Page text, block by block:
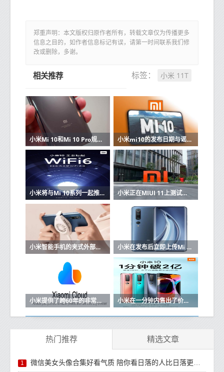
郑重声明：本文版权归原作者所有，转载文章仅为传播更多
信息之目的，如作者信息标记有误，请第一时间联系我们修
改或删除，多谢。
标签： 小米 11T
相关推荐
小米Mi 10和Mi 10 Pro规格和价格在线出现 小米mi10的发布日期与谣言和规格
小米将与Mi 10系列一起推出旗舰Wi-Fi 6路由器 小米正在MIUI 11上测试一项新的安全功能
小米智能手机的夹式外部散热风扇开始销售 小米在发布后立即上传Mi 10的内核源
小米提供了跨60年的非常长的Mi Cloud订阅计划 小米在一分钟内售出了价值2亿元的小米10
热门推荐 精选文章
1 微信美女头像合集好看气质 陪你看日落的人比日落更浪漫